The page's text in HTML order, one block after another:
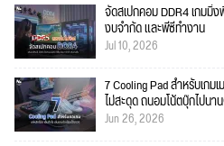
จัดสเปกคอม DDR4 เกมมิ่
งบจำกัด และพีซีทำงาน
Jul 10, 2026
7 Cooling Pad สำหรับเกม
ไม่สะดุด ถนอมโน้ตบุ๊กไปน
Jun 26, 2026